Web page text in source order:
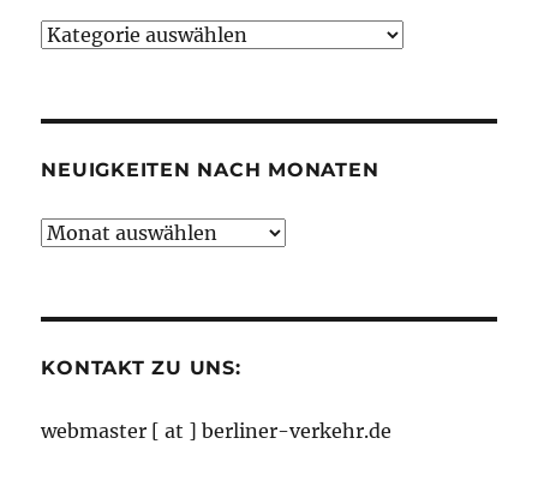
Neuigkeiten
NEUIGKEITEN NACH MONATEN
Neuigkeiten
KONTAKT ZU UNS:
webmaster [ at ] berliner-verkehr.de